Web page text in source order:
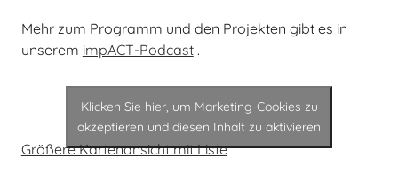
Mehr zum Programm und den Projekten gibt es in
unserem impACT-Podcast.
Klicken Sie hier, um Marketing-Cookies zu
akzeptieren und diesen Inhalt zu aktivieren
Größere Kartenansicht mit Liste